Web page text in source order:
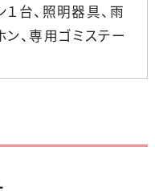
１台、照明器具、雨
ン、専用ゴミステー